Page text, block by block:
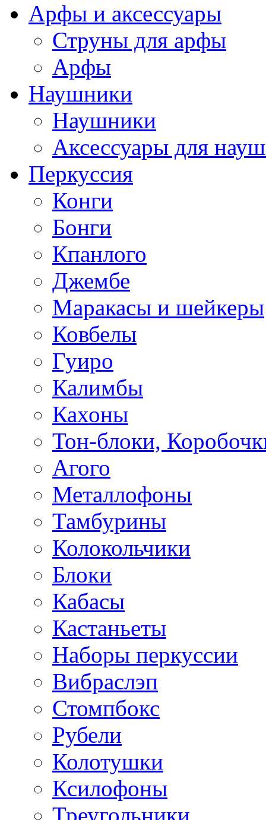
Арфы и аксессуары
Струны для арфы
Арфы
Наушники
Наушники
Аксессуары для
Перкуссия
Конги
Бонги
Кпанлого
Джембе
Маракасы и шейкеры
Ковбелы
Гуиро
Калимбы
Кахоны
Тон-блоки,
Агого
Металлофоны
Тамбурины
Колокольчики
Блоки
Кабасы
Кастаньеты
Наборы перкуссии
Вибраслэп
Стомпбокс
Рубели
Колотушки
Ксилофоны